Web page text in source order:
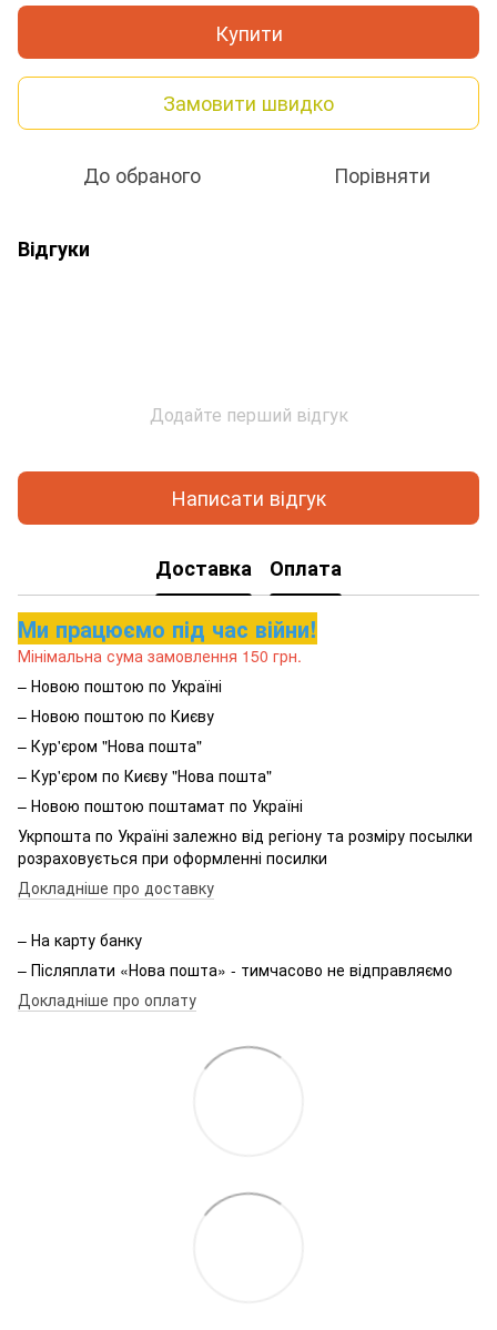
Купити
Замовити швидко
До обраного Порівняти
Відгуки
Додайте перший відгук
Написати відгук
Доставка Оплата
Ми працюємо під час війни!
Мінімальна сума замовлення 150 грн.
– Новою поштою по Україні
– Новою поштою по Києву
– Кур'єром "Нова пошта"
– Кур'єром по Києву "Нова пошта"
– Новою поштою поштамат по Україні
Укрпошта по Україні залежно від регіону та розміру посылки
розраховується при оформленні посилки
Докладніше про доставку
– На карту банку
– Післяплати «Нова пошта» - тимчасово не відправляємо
Докладніше про оплату